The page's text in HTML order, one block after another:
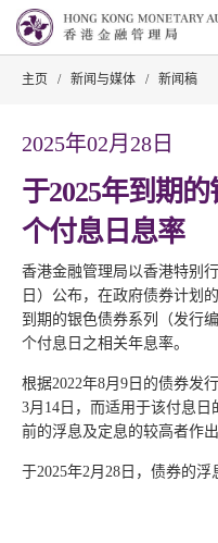
主页 / 新闻与媒体 / 新闻稿
2025年02月28日
于2025年到期
个付息日息率
香港金融管理局以香港特别
日）公布，在政府债券计划
到期的银色债券系列（发行
个付息日之相关年息率。
根据2022年8月9日的债券发
3月14日，而适用于该付息日
前的浮息及定息的较高者作出
于2025年2月28日，债券的浮